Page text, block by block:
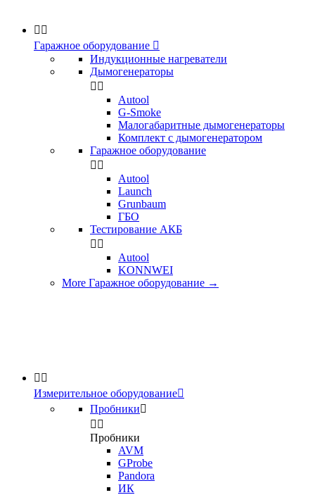
 
Гаражное оборудование 
Индукционные нагреватели
Дымогенераторы
 
Аutool
G-Smoke
Малогабаритные дымогенераторы
Комплект с дымогенератором
Гаражное оборудование
 
Autool
Launch
Grunbaum
ГБО
Тестирование АКБ
 
Autool
KONNWEI
More Гаражное оборудование →
 
Измерительное оборудование
Пробники
 
Пробники
AVM
GProbe
Pandora
ИК